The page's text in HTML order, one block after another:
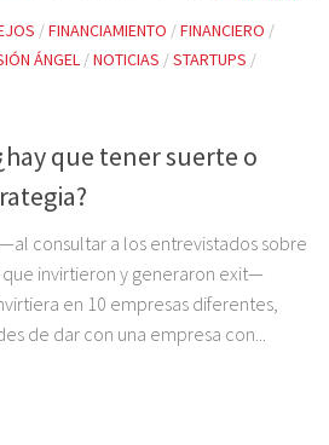
/FINANCIAMIENTO /FINANCIERO /
ÁNGEL /NOTICIAS /STARTUPS /
que tener suerte o
consultar a los entrevistados sobre
invirtieron y generaron exit—
en 10 empresas diferentes,
de dar con una empresa con...